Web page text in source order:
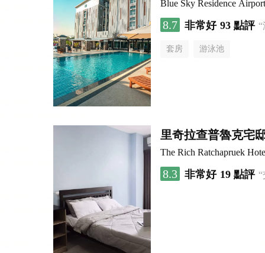
Blue Sky Residence Airport
8.7 非常好 93 點評
套房 游泳池
里奇拉查普魯克宅
The Rich Ratchapruek
8.3 非常好 19 點評